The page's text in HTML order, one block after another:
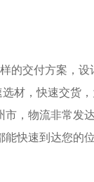
的交付方案，设
材，快速交货
市，物流非常发
能快速到达您的